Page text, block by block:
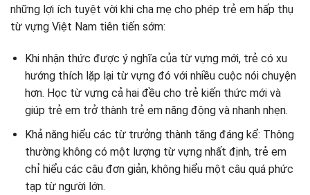
những lợi ích tuyệt vời khi cha mẹ cho phép trẻ em hấp thụ
từ vựng Việt Nam tiên tiến sớm:
Khi nhận thức được ý nghĩa của từ vựng mới, trẻ có xu
hướng thích lặp lại từ vựng đó với nhiều cuộc nói chuyện
hơn. Học từ vựng cả hai đều cho trẻ kiến ​​thức mới và
giúp trẻ em trở thành trẻ em năng động và nhanh nhẹn.
Khả năng hiểu các từ trưởng thành tăng đáng kể: Thông
thường không có một lượng từ vựng nhất định, trẻ em
chỉ hiểu các câu đơn giản, không hiểu một câu quá phức
tạp từ người lớn.